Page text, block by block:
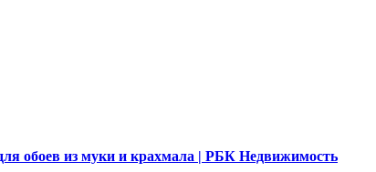
обоев из муки и крахмала | РБК Недвижимость